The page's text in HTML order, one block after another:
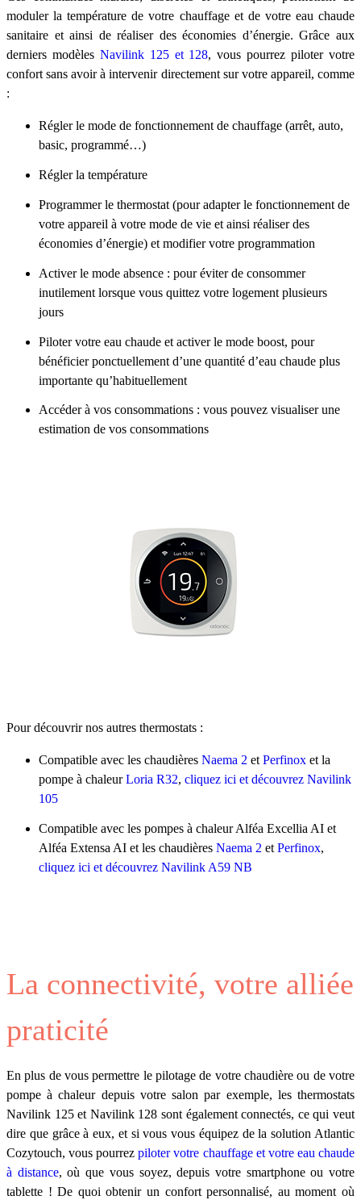
moduler la température de votre chauffage et de votre eau chaude
sanitaire et ainsi de réaliser des économies d’énergie. Grâce aux
derniers modèles Navilink 125 et 128, vous pourrez piloter votre
confort sans avoir à intervenir directement sur votre appareil, comme
:
Régler le mode de fonctionnement de chauffage (arrêt, auto,
basic, programmé…)
Régler la température
Programmer le thermostat (pour adapter le fonctionnement de
votre appareil à votre mode de vie et ainsi réaliser des
économies d’énergie) et modifier votre programmation
Activer le mode absence : pour éviter de consommer
inutilement lorsque vous quittez votre logement plusieurs
jours
Piloter votre eau chaude et activer le mode boost, pour
bénéficier ponctuellement d’une quantité d’eau chaude plus
importante qu’habituellement
Accéder à vos consommations : vous pouvez visualiser une
estimation de vos consommations
Pour découvrir nos autres thermostats :
Compatible avec les chaudières Naema 2 et Perfinox et la
pompe à chaleurLoria R32, cliquez ici et découvrez Navilink
105
Compatible avec les pompes à chaleur Alféa Excellia AI et
Alféa Extensa AI et les chaudières Naema 2 et Perfinox,
cliquez ici et découvrez Navilink A59 NB
La connectivité, votre alliée
praticité
En plus de vous permettre le pilotage de votre chaudière ou de votre
pompe à chaleur depuis votre salon par exemple, les thermostats
Navilink 125 et Navilink 128 sont également connectés, ce qui veut
dire que grâce à eux, et si vous vous équipez de la solution Atlantic
Cozytouch, vous pourrezpiloter votre chauffage et votre eau chaude
à distance, où que vous soyez, depuis votre smartphone ou votre
tablette ! De quoi obtenir un confort personnalisé, au moment où